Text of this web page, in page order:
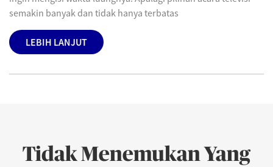
semakin banyak dan tidak hanya terbatas
LEBIH LANJUT
Tidak Menemukan Yang